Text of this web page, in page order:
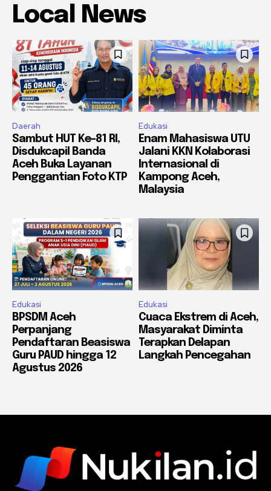
Local News
Daerah
Sambut HUT Ke-81 RI,
Disdukcapil Banda
Aceh Buka Layanan
Penggantian Foto KTP
Edukasi
Enam Mahasiswa UTU
Jalani KKN Kolaborasi
Internasional di
Kampong Aceh,
Malaysia
Edukasi
BPSDM Aceh
Perpanjang
Pendaftaran Beasiswa
Guru PAUD hingga 12
Agustus 2026
Edukasi
Cuaca Ekstrem di Aceh,
Masyarakat Diminta
Terapkan Delapan
Langkah Pencegahan